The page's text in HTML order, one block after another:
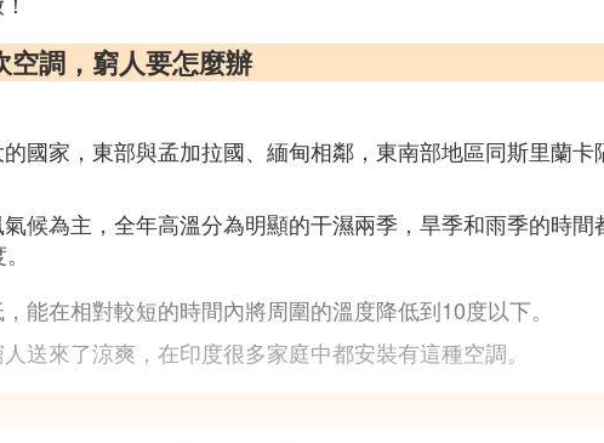
調，窮人要怎麼辦
國家，東部與孟加拉國、緬甸相鄰，東南部地區同斯里蘭卡
候為主，全年高溫分為明顯的干濕兩季，旱季和雨季的時
能在相對較短的時間內將周圍的溫度降低到10度以下。
送來了涼爽，在印度很多家庭中都安裝有這種空調。